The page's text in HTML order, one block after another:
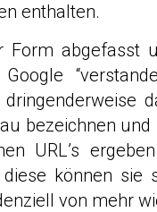
enthalten.
Form abgefasst
bezeichnen
URL’s
können sie
von mehr